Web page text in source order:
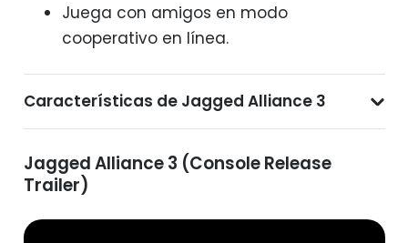
Juega con amigos en modo
cooperativo en línea.
Características de Jagged Alliance 3
Jagged Alliance 3 (Console Release
Trailer)